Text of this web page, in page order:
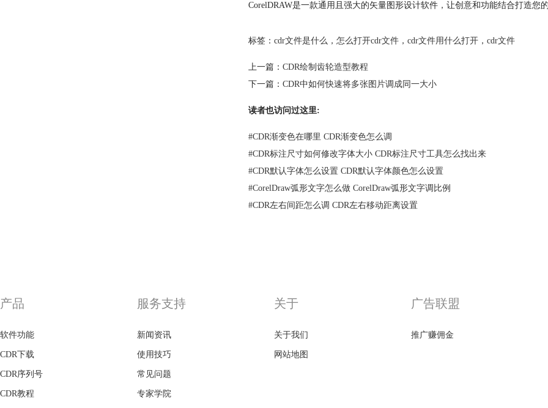
CorelDRAW是一款通用且强大的矢量图形设计软件，让创意和功能结合打造您
标签： cdr文件是什么 ， 怎么打开cdr文件 ， cdr文件用什么打开 ， cdr文件
上一篇： CDR绘制齿轮造型教程
下一篇： CDR中如何快速将多张图片调成同一大小
读者也访问过这里:
#CDR渐变色在哪里 CDR渐变色怎么调
#CDR标注尺寸如何修改字体大小 CDR标注尺寸工具怎么找出来
#CDR默认字体怎么设置 CDR默认字体颜色怎么设置
#CorelDraw弧形文字怎么做 CorelDraw弧形文字调比例
#CDR左右间距怎么调 CDR左右移动距离设置
产品
软件功能
CDR下载
CDR序列号
CDR教程
服务支持
新闻资讯
使用技巧
常见问题
专家学院
关于
关于我们
网站地图
广告联盟
推广赚佣金